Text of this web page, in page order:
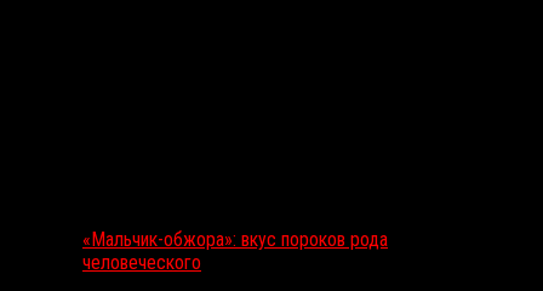
«Мальчик-обжора»: вкус пороков рода
человеческого